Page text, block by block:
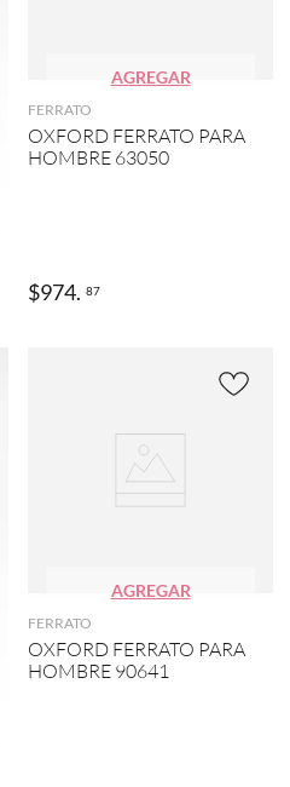
AGREGAR
FERRATO
OXFORD FERRATO PARA
HOMBRE 63050
$974. 87
AGREGAR
FERRATO
OXFORD FERRATO PARA
HOMBRE 90641